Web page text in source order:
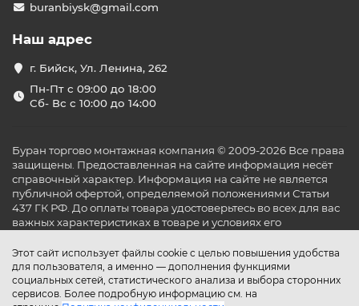
Этот сайт использует файлы cookie с целью повышения удобства
для пользователя, а именно — дополнения функциями
социальных сетей, статистического анализа и выбора сторонних
сервисов. Более подробную информацию см. на
buranbiysk@gmail.com
Наш адрес
г. Бийск, Ул. Ленина, 262
Пн-Пт с 09:00 до 18:00
Сб- Вс с 10:00 до 14:00
Буран торгово монтажная компания © 2009-2026 Все права
защищены. Предоставленная на сайте информация несёт
справочный характер. Информация на сайте не является
публичной офертой, определяемой положениями Статьи
437 ГК РФ. До оплаты товара удостоверьтесь во всех для вас
важных характеристиках в товаре и условиях его